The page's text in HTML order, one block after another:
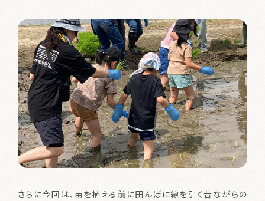
ご利用ガイド
お問い合わせ
会員規約
酒類販売管理者標識
特定商取引に関する法律の表示
個人情報保護方針
菊水酒造株式会社
さらに今回は、苗を植える前に田んぼに線を引く昔ながらの